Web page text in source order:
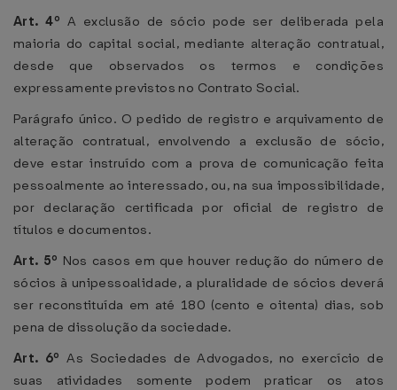
Art. 4º A exclusão de sócio pode ser deliberada pela
maioria do capital social, mediante alteração contratual,
desde que observados os termos e condições
expressamente previstos no Contrato Social.
Parágrafo único. O pedido de registro e arquivamento de
alteração contratual, envolvendo a exclusão de sócio,
deve estar instruído com a prova de comunicação feita
pessoalmente ao interessado, ou, na sua impossibilidade,
por declaração certificada por oficial de registro de
títulos e documentos.
Art. 5º Nos casos em que houver redução do número de
sócios à unipessoalidade, a pluralidade de sócios deverá
ser reconstituída em até 180 (cento e oitenta) dias, sob
pena de dissolução da sociedade.
Art. 6ºAs Sociedades de Advogados, no exercício de
suas atividades somente podem praticar os atos